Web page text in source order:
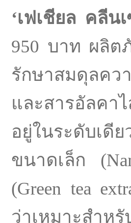
‘เฟเชียล คลีน
950 บาท ผลิต
รักษาสมดุลคว
และสารอัลคาไ
อยู่ในระดับเดี
ขนาดเล็ก
(Green tea
ว่าเหมาะสำห